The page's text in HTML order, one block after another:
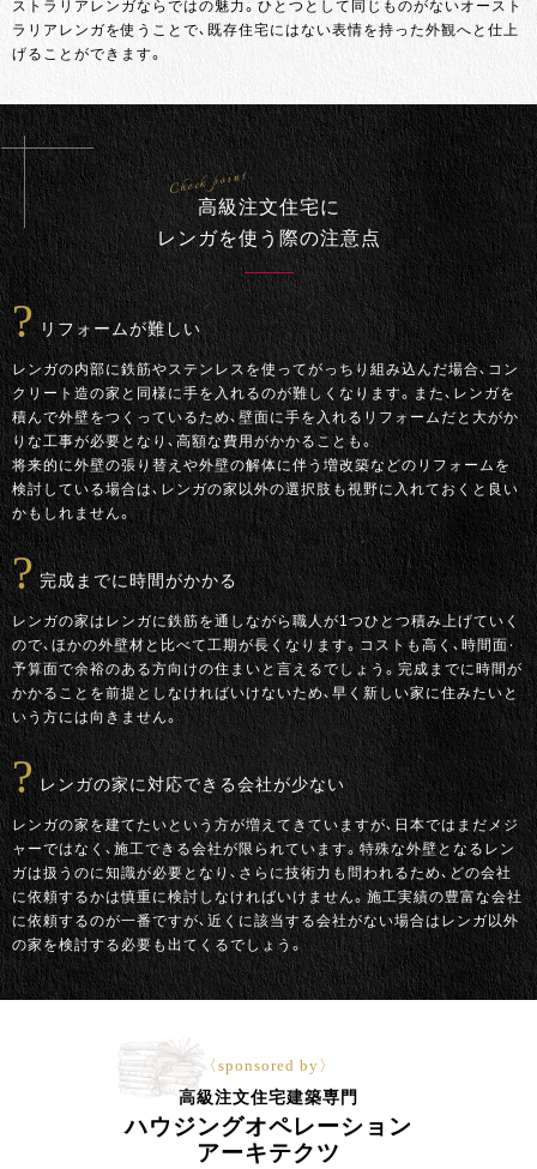
ストラリアレンガならではの魅力。ひとつとして同じものがないオースト
ラリアレンガを使うことで、既存住宅にはない表情を持った外観へと仕上
げることができます。
Check point
高級注文住宅に
レンガを使う際の注意点
リフォームが難しい
レンガの内部に鉄筋やステンレスを使ってがっちり組み込んだ場合、コン
クリート造の家と同様に手を入れるのが難しくなります。また、レンガを
積んで外壁をつくっているため、壁面に手を入れるリフォームだと大がか
りな工事が必要となり、高額な費用がかかることも。
将来的に外壁の張り替えや外壁の解体に伴う増改築などのリフォームを
検討している場合は、レンガの家以外の選択肢も視野に入れておくと良い
かもしれません。
完成までに時間がかかる
レンガの家はレンガに鉄筋を通しながら職人が1つひとつ積み上げていく
ので、ほかの外壁材と比べて工期が長くなります。コストも高く、時間面・
予算面で余裕のある方向けの住まいと言えるでしょう。完成までに時間が
かかることを前提としなければいけないため、早く新しい家に住みたいと
いう方には向きません。
レンガの家に対応できる会社が少ない
レンガの家を建てたいという方が増えてきていますが、日本ではまだメジ
ャーではなく、施工できる会社が限られています。特殊な外壁となるレン
ガは扱うのに知識が必要となり、さらに技術力も問われるため、どの会社
に依頼するかは慎重に検討しなければいけません。施工実績の豊富な会社
に依頼するのが一番ですが、近くに該当する会社がない場合はレンガ以外
の家を検討する必要も出てくるでしょう。
〈sponsored by〉
高級注文住宅建築専門
ハウジングオペレーション
アーキテクツ